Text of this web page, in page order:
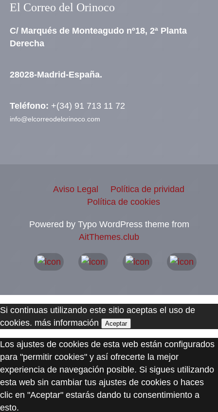
El Correo del Orinoco
C/ Marqués de Monteagudo nº18, 2ª Planta
Derecha
28028-Madrid-España.
Teléfono: +(34) 91 713 11 72
info@elcorreodelorinoco.com
Aviso Legal
Política de prividad
Política de cookies
Powered by Typo WordPress theme from
AitThemes.club
Si continuas utilizando este sitio aceptas el uso de
cookies. más información Aceptar
Los ajustes de cookies de esta web están configurados
para "permitir cookies" y así ofrecerte la mejor
experiencia de navegación posible. Si sigues utilizando
esta web sin cambiar tus ajustes de cookies o haces
clic en "Aceptar" estarás dando tu consentimiento a
esto.